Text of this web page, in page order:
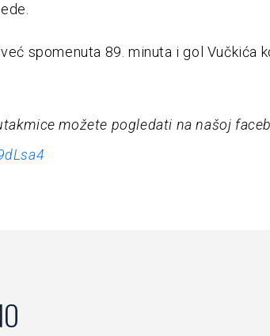
spomenuta 89. minuta i gol Vučkića
možete pogledati na našoj